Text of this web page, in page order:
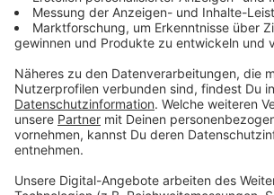
Anzeige
Wir benötigen Ihre
Zustimmung, um den
Video-Service zu
Wir verwenden einen